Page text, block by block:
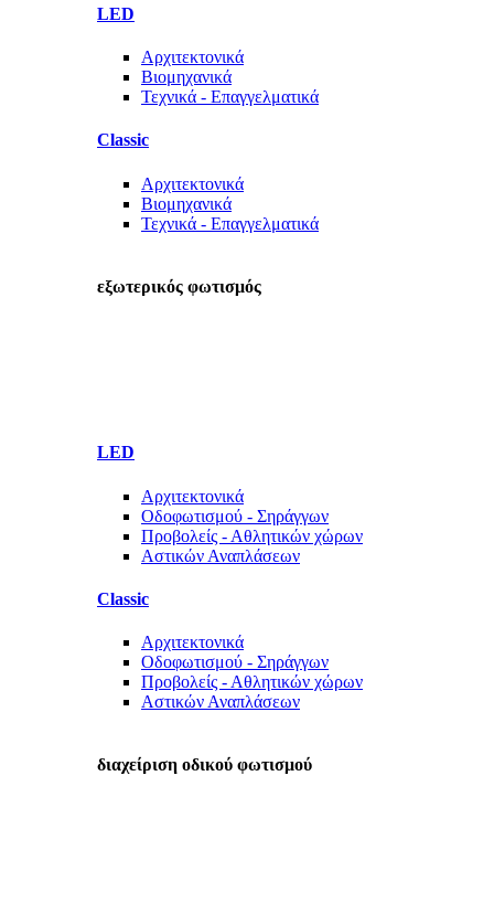
LED
Αρχιτεκτονικά
Βιομηχανικά
Τεχνικά - Επαγγελματικά
Classic
Αρχιτεκτονικά
Βιομηχανικά
Τεχνικά - Επαγγελματικά
εξωτερικός φωτισμός
LED
Αρχιτεκτονικά
Οδοφωτισμού - Σηράγγων
Προβολείς - Αθλητικών χώρων
Αστικών Αναπλάσεων
Classic
Αρχιτεκτονικά
Οδοφωτισμού - Σηράγγων
Προβολείς - Αθλητικών χώρων
Αστικών Αναπλάσεων
διαχείριση οδικού φωτισμού